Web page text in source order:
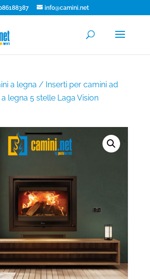
info@camini.net
a legna / Inserti per camini ad
legna 5 stelle Laga Vision